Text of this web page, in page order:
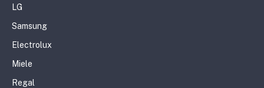
LG
Samsung
Electrolux
Miele
Regal